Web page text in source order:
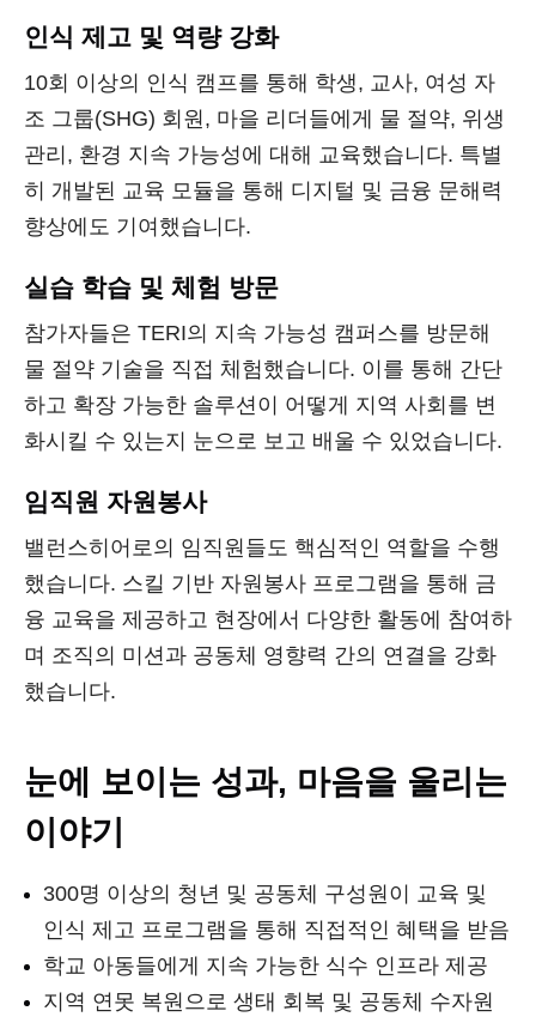
인식 제고 및 역량 강화
10회 이상의 인식 캠프를 통해 학생, 교사, 여성 자
조 그룹(SHG) 회원, 마을 리더들에게 물 절약, 위생
관리, 환경 지속 가능성에 대해 교육했습니다. 특별
히 개발된 교육 모듈을 통해 디지털 및 금융 문해력
향상에도 기여했습니다.
실습 학습 및 체험 방문
참가자들은 TERI의 지속 가능성 캠퍼스를 방문해
물 절약 기술을 직접 체험했습니다. 이를 통해 간단
하고 확장 가능한 솔루션이 어떻게 지역 사회를 변
화시킬 수 있는지 눈으로 보고 배울 수 있었습니다.
임직원 자원봉사
밸런스히어로의 임직원들도 핵심적인 역할을 수행
했습니다. 스킬 기반 자원봉사 프로그램을 통해 금
융 교육을 제공하고 현장에서 다양한 활동에 참여하
며 조직의 미션과 공동체 영향력 간의 연결을 강화
했습니다.
눈에 보이는 성과, 마음을 울리는
이야기
300명 이상의 청년 및 공동체 구성원이 교육 및
인식 제고 프로그램을 통해 직접적인 혜택을 받음
학교 아동들에게 지속 가능한 식수 인프라 제공
지역 연못 복원으로 생태 회복 및 공동체 수자원